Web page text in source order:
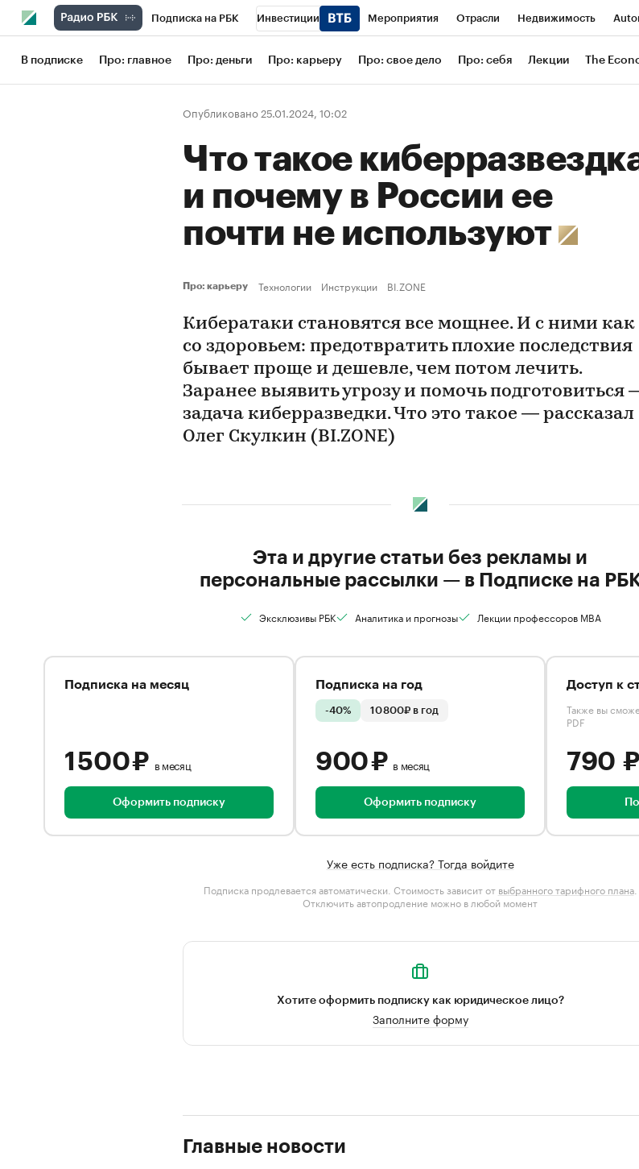
Подписка на РБК Инвестиции Мероприятия Отрасли Недвижимость
Школа управления РБК РБК Образование РБК Life Тренды
Рынок наличной валюты
В подписке Про: главное Про: деньги Про: карьеру Про: свое дело Про: себя Лекции The
Опубликовано 25.01.2024, 10:02
Что такое
и почему в России ее
почти не используют
Про: карьеру Технологии Инструкции BI.ZONE
Кибератаки становятся все мощнее. И с ними как
со здоровьем: предотвратить плохие последствия
бывает проще и дешевле, чем потом лечить.
Заранее выявить угрозу и помочь подготовиться
задача киберразведки. Что это такое — рассказал
Олег Скулкин (BI.ZONE)
Эта и другие статьи без рекламы и
персональные рассылки — в Подписке на
Эксклюзивы РБК Аналитика и прогнозы Лекции профессоров MBA
Подписка на месяц
1 500 ₽ в месяц
Оформить подписку
Подписка на год
-40% 10 800₽ в год
900 ₽ в месяц
Оформить подписку
Доступ к
Также вы
PDF
790 ₽
Уже есть подписка? Тогда войдите
Подписка продлевается автоматически. Стоимость зависит от выбранного тарифного плана.
Отключить автопродление можно в любой момент
Хотите оформить подписку как юридическое лицо?
Заполните форму
Главные новости